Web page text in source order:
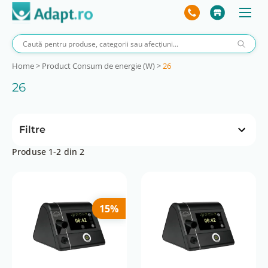
Home> Product Consum de energie (W)>26
26
Filtre
Aplicație mobilă
fară
Produse 1-2 din 2
15%